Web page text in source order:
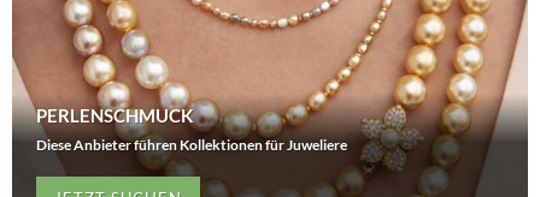
PERLENSCHMUCK
Diese Anbieter führen Kollektionen für Juweliere